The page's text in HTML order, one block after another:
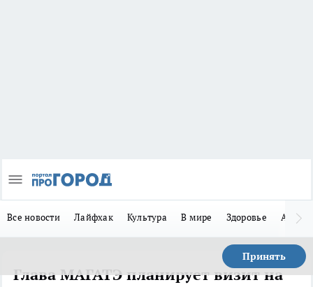
Все новости Лайфхак Культура В мире Здоровье Авто
Принять
Глава МАГАТЭ планирует визит на